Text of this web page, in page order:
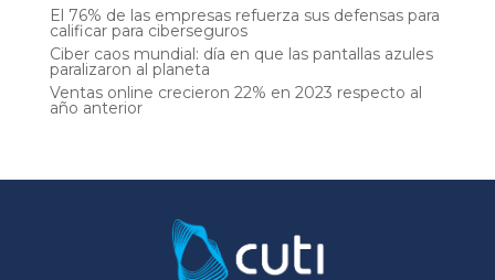
El 76% de las empresas refuerza sus defensas para
calificar para ciberseguros
Ciber caos mundial: día en que las pantallas azules
paralizaron al planeta
Ventas online crecieron 22% en 2023 respecto al
año anterior